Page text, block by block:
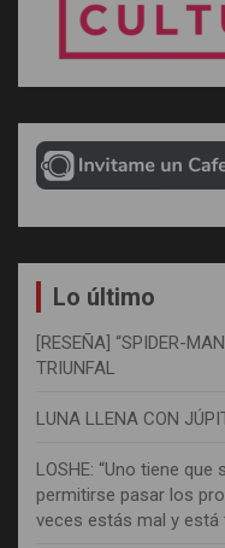
Lo último
[RESEÑA] “SPIDER-
TRIUNFAL
LUNA LLENA CON
LOSHE: “Uno tiene
permitirse pasar los
veces estás mal y está